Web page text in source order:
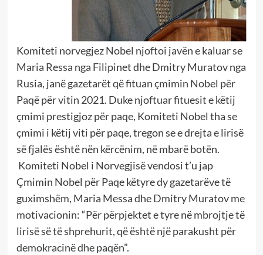
Komiteti norvegjez Nobel njoftoi javën e kaluar se
Maria Ressa nga Filipinet dhe Dmitry Muratov nga
Rusia, janë gazetarët që fituan çmimin Nobel për
Paqë për vitin 2021. Duke njoftuar fituesit e këtij
çmimi prestigjoz për paqe, Komiteti Nobel tha se
çmimi i këtij viti për paqe, tregon se e drejta e lirisë
së fjalës është nën kërcënim, në mbarë botën.
Komiteti Nobel i Norvegjisë vendosi t’u jap
Çmimin Nobel për Paqe këtyre dy gazetarëve të
guximshëm, Maria Messa dhe Dmitry Muratov me
motivacionin: “Për përpjektet e tyre në mbrojtje të
lirisë së të shprehurit, që është një parakusht për
demokracinë dhe paqën”.